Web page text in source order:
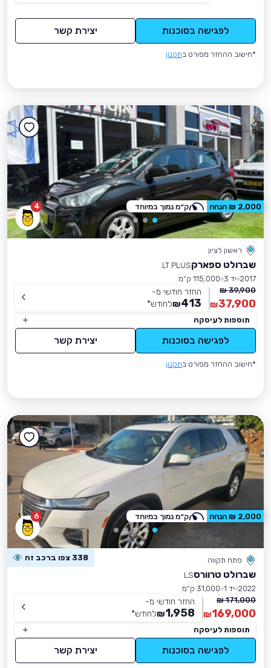
לפגישה בסוכנות יצירת קשר
*חישוב ההחזר מפורט בתקנון
4
ראשון לציון
שברולט ספארקLT PLUS
2017 יד 3
115,000 ק״מ
39,900 ₪
37,900
₪
החזר חודשי מ-
413
₪לחודש*
תוספות לעיסקה
לפגישה בסוכנות יצירת קשר
*חישוב ההחזר מפורט בתקנון
2,000 ₪ הנחה ק״מ נמוך במיוחד
6
פתח תקווה 338 צפו ברכב זה
שברולט טרוורסLS
2022 יד 1
31,000 ק״מ
171,000 ₪
169,000
₪
החזר חודשי מ-
1,958
₪לחודש*
תוספות לעיסקה
לפגישה בסוכנות יצירת קשר
2,000 ₪ הנחה ק״מ נמוך במיוחד